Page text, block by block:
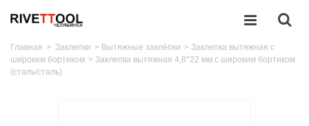
Главная > Заклепки > Вытяжные заклёпки > Заклепка вытяжная с
широким бортиком > Заклепка вытяжная 4,8*22 мм с широким бортиком
(сталь/сталь)